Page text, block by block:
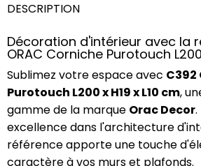
DESCRIPTION
Décoration d'intérieur avec la
ORAC Corniche Purotouch L200
Sublimez votre espace avec C392
Purotouch L200 x H19 x L10 cm,
gamme de la marque Orac Decor
excellence dans l'architecture
référence apporte une touche
caractère à vos murs et plafonds.